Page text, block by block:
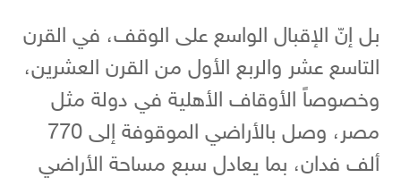
بل إنّ الإقبال الواسع على الوقف، في القرن
التاسع عشر والربع الأول من القرن العشرين،
وخصوصاً الأوقاف الأهلية في دولة مثل
مصر، وصل بالأراضي الموقوفة إلى 770
ألف فدان، بما يعادل سبع مساحة الأراضي